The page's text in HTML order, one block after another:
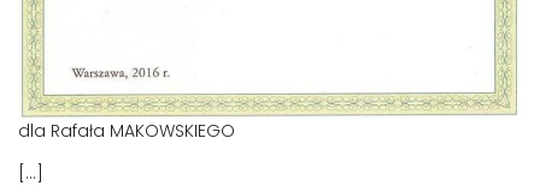
dla Rafała MAKOWSKIEGO
[…]